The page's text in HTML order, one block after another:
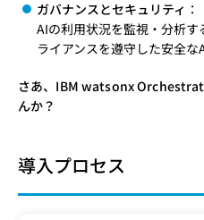
ガバナンスとセキュリティ ：
AIの利用状況を監視・分析
ライアンスを遵守した安全な
さあ、IBM watsonx
んか？
導入プロセス